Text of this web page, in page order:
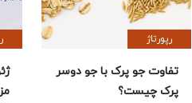
رپورتاژ
تفاوت جو پرک با جو دوسر
پرک چیست؟